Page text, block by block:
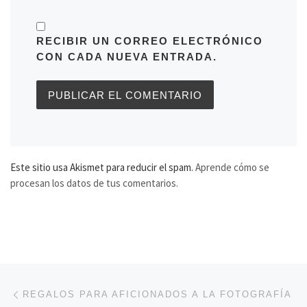
RECIBIR UN CORREO ELECTRÓNICO
CON CADA NUEVA ENTRADA.
Este sitio usa Akismet para reducir el spam. Aprende cómo se
procesan los datos de tus comentarios.
Navegación de entradas
REGALOS PARA AFICIONADOS A LA FOTOGRAFÍA